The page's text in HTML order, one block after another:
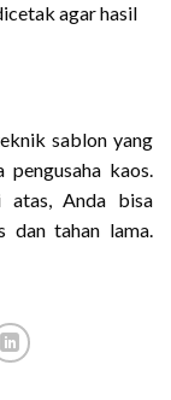
agar hasil
sablon yang
kaos.
atas, Anda bisa
dan tahan lama.